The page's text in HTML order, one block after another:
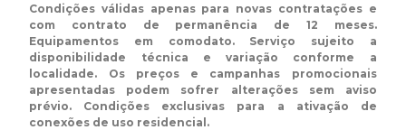
Condições válidas apenas para novas contratações e
com contrato de permanência de 12 meses.
Equipamentos em comodato. Serviço sujeito a
disponibilidade técnica e variação conforme a
localidade. Os preços e campanhas promocionais
apresentadas podem sofrer alterações sem aviso
prévio. Condições exclusivas para a ativação de
conexões de uso residencial.